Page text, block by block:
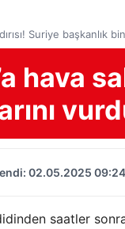
Suriye başkanlık
hava
02.05.2025 09:24
saatler